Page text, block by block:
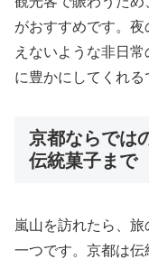
がおすすめです。
えないような非日
に豊かにしてくれる
京都ならでは
伝統菓子まで
嵐山を訪れたら、
一つです。京都は伝